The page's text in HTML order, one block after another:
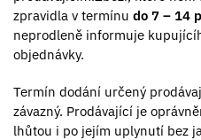
zpravidla v termínu do 7 – 14
neprodleně informuje
objednávky.
Termín dodání určený
závazný. Prodávající je
lhůtou i po jejím uplynutí bez